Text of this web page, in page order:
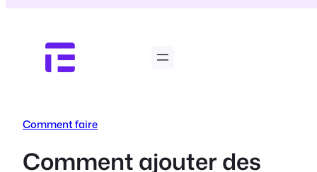
contenu
Comment faire
Comment ajouter des